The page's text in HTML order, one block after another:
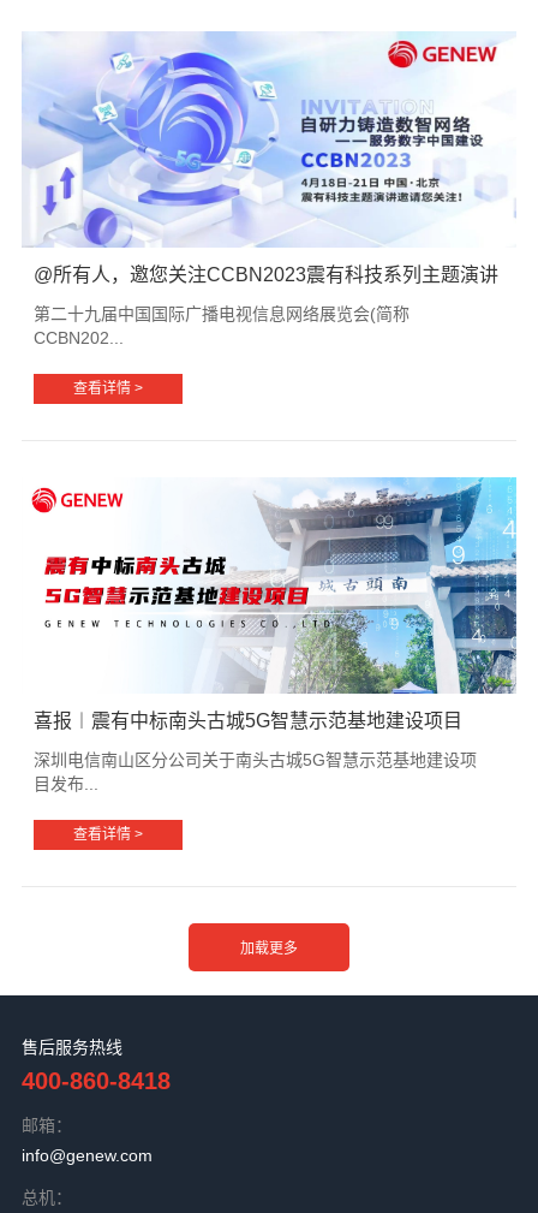
@所有人，邀您关注CCBN2023震有科技系列主题演讲
第二十九届中国国际广播电视信息网络展览会(简称
CCBN202...
查看详情 >
喜报︱震有中标南头古城5G智慧示范基地建设项目
深圳电信南山区分公司关于南头古城5G智慧示范基地建设项
目发布...
查看详情 >
售后服务热线
400-860-8418
邮箱：
info@genew.com
总机：